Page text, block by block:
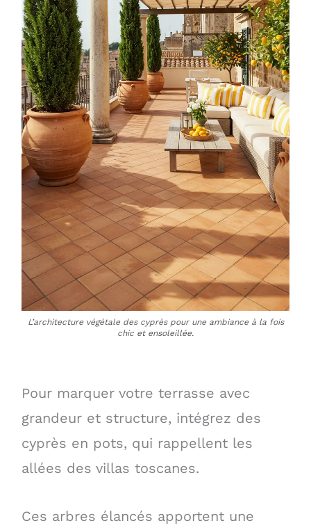
L’architecture végétale des cyprès pour une ambiance à la fois
chic et ensoleillée.
Pour marquer votre terrasse avec
grandeur et structure, intégrez des
cyprès en pots, qui rappellent les
allées des villas toscanes.
Ces arbres élancés apportent une